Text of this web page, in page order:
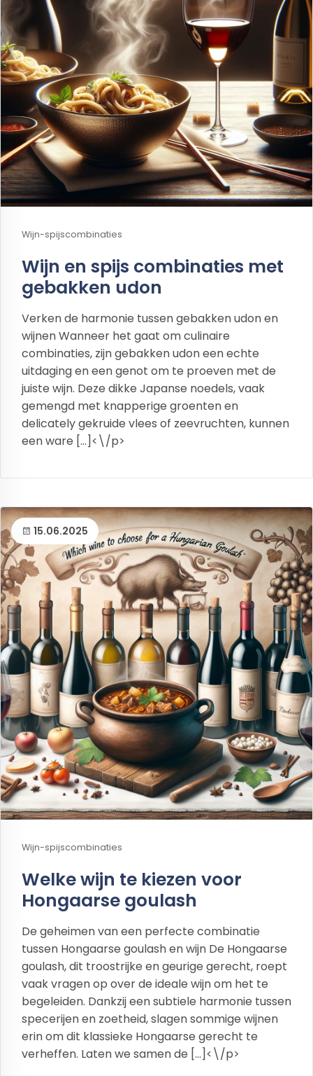
Wijn-spijscombinaties
Wijn en spijs combinaties met
gebakken udon
Verken de harmonie tussen gebakken udon en
wijnen Wanneer het gaat om culinaire
combinaties, zijn gebakken udon een echte
uitdaging en een genot om te proeven met de
juiste wijn. Deze dikke Japanse noedels, vaak
gemengd met knapperige groenten en
delicately gekruide vlees of zeevruchten, kunnen
een ware […]<\/p>
15.06.2025
Wijn-spijscombinaties
Welke wijn te kiezen voor
Hongaarse goulash
De geheimen van een perfecte combinatie
tussen Hongaarse goulash en wijn De Hongaarse
goulash, dit troostrijke en geurige gerecht, roept
vaak vragen op over de ideale wijn om het te
begeleiden. Dankzij een subtiele harmonie tussen
specerijen en zoetheid, slagen sommige wijnen
erin om dit klassieke Hongaarse gerecht te
verheffen. Laten we samen de […]<\/p>